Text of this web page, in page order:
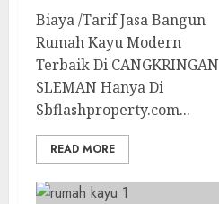
Biaya /Tarif Jasa Bangun
Rumah Kayu Modern
Terbaik Di CANGKRINGAN
SLEMAN Hanya Di
Sbflashproperty.com...
READ MORE